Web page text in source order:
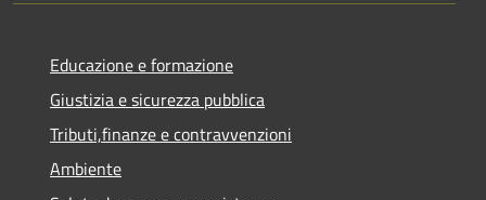
Educazione e formazione
Giustizia e sicurezza pubblica
Tributi,finanze e contravvenzioni
Ambiente